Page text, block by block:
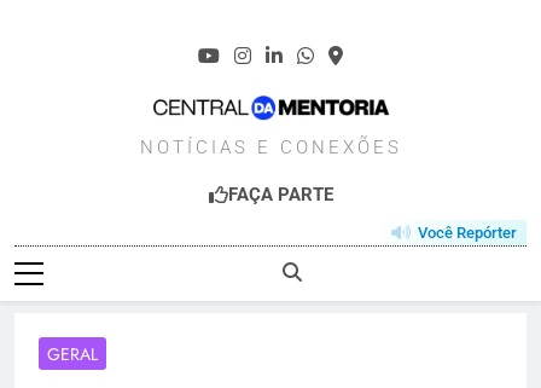
NOTÍCIAS E CONEXÕES
FAÇA PARTE
Você Repórter
GERAL